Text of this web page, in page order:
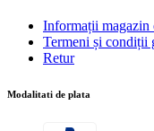
Informații magazin
Termeni și condiții
Retur
Modalitati de plata